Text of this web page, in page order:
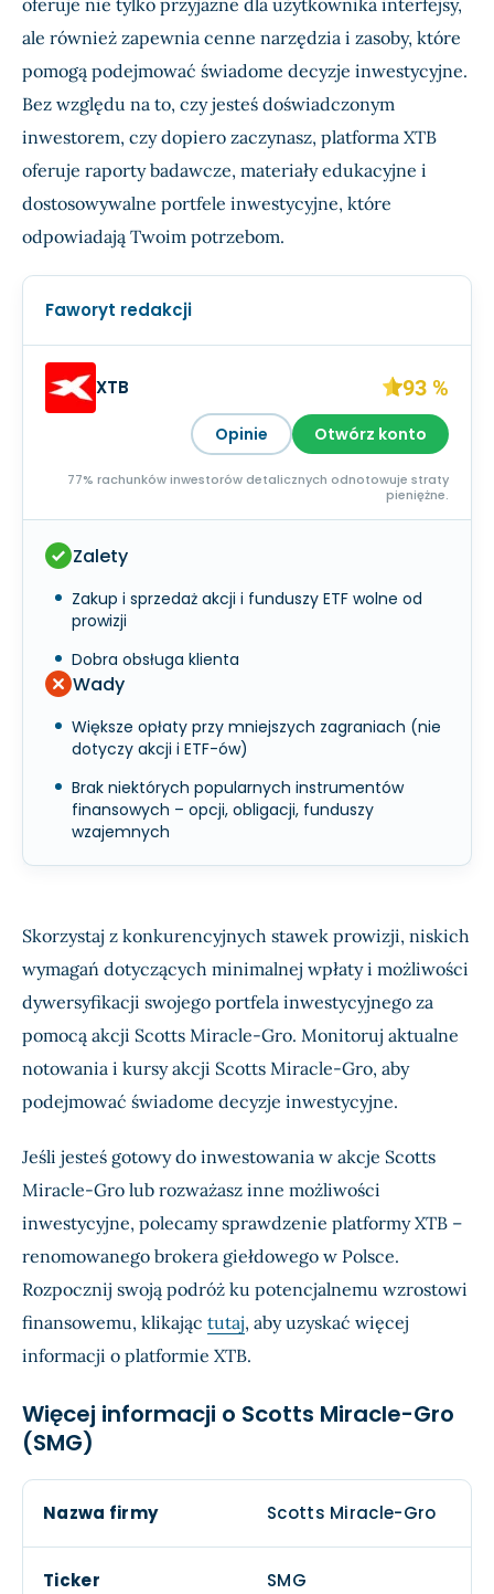
oferuje nie tylko przyjazne dla użytkownika interfejsy,
ale również zapewnia cenne narzędzia i zasoby, które
pomogą podejmować świadome decyzje inwestycyjne.
Bez względu na to, czy jesteś doświadczonym
inwestorem, czy dopiero zaczynasz, platforma XTB
oferuje raporty badawcze, materiały edukacyjne i
dostosowywalne portfele inwestycyjne, które
odpowiadają Twoim potrzebom.
Faworyt redakcji
XTB 93 %
Opinie Otwórz konto
77% rachunków inwestorów detalicznych odnotowuje straty
pieniężne.
Zalety
Zakup i sprzedaż akcji i funduszy ETF wolne od
prowizji
Dobra obsługa klienta
Wady
Większe opłaty przy mniejszych zagraniach (nie
dotyczy akcji i ETF-ów)
Brak niektórych popularnych instrumentów
finansowych – opcji, obligacji, funduszy
wzajemnych
Skorzystaj z konkurencyjnych stawek prowizji, niskich
wymagań dotyczących minimalnej wpłaty i możliwości
dywersyfikacji swojego portfela inwestycyjnego za
pomocą akcji Scotts Miracle-Gro. Monitoruj aktualne
notowania i kursy akcji Scotts Miracle-Gro, aby
podejmować świadome decyzje inwestycyjne.
Jeśli jesteś gotowy do inwestowania w akcje Scotts
Miracle-Gro lub rozważasz inne możliwości
inwestycyjne, polecamy sprawdzenie platformy XTB –
renomowanego brokera giełdowego w Polsce.
Rozpocznij swoją podróż ku potencjalnemu wzrostowi
finansowemu, klikając tutaj, aby uzyskać więcej
informacji o platformie XTB.
Więcej informacji o Scotts Miracle-Gro
(SMG)
Nazwa firmy Scotts Miracle-Gro
Ticker SMG